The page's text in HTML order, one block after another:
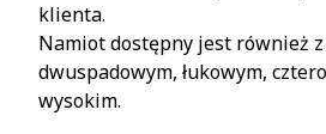
klienta.
Namiot dostępny jest również z
dwuspadowym, łukowym,
wysokim.